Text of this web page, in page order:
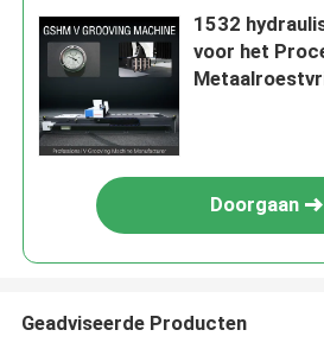
1532
voor het
Doorgaan
Geadviseerde Producten